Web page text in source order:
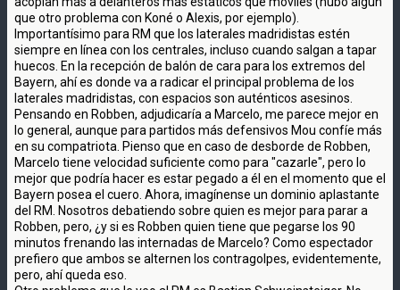
que otro problema con Koné o Alexis, por ejemplo).
Importantísimo para RM que los laterales madridistas estén
siempre en línea con los centrales, incluso cuando salgan a tapar
huecos. En la recepción de balón de cara para los extremos del
Bayern, ahí es donde va a radicar el principal problema de los
laterales madridistas, con espacios son auténticos asesinos.
Pensando en Robben, adjudicaría a Marcelo, me parece mejor en
lo general, aunque para partidos más defensivos Mou confíe más
en su compatriota. Pienso que en caso de desborde de Robben,
Marcelo tiene velocidad suficiente como para "cazarle", pero lo
mejor que podría hacer es estar pegado a él en el momento que el
Bayern posea el cuero. Ahora, imagínense un dominio aplastante
del RM. Nosotros debatiendo sobre quien es mejor para parar a
Robben, pero, ¿y si es Robben quien tiene que pegarse los 90
minutos frenando las internadas de Marcelo? Como espectador
prefiero que ambos se alternen los contragolpes, evidentemente,
pero, ahí queda eso.